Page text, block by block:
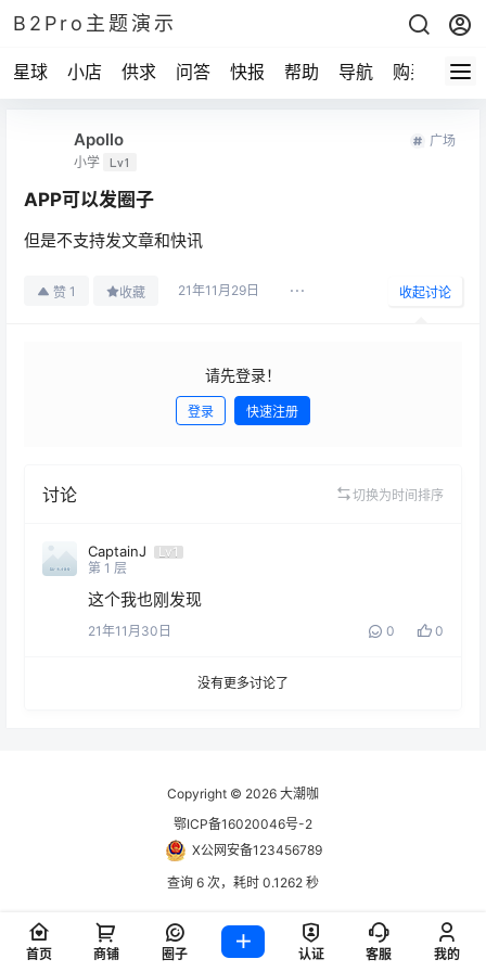
B2Pro主题演示
星球 小店 供求 问答 快报 帮助 导航 购买
Apollo
小学 Lv1
广场
APP可以发圈子
但是不支持发文章和快讯
赞 1 收藏 21年11月29日 收起讨论
请先登录！
登录 快速注册
讨论 切换为时间排序
CaptainJ
Lv1
第 1 层
这个我也刚发现
21年11月30日 0 0
没有更多讨论了
Copyright © 2026 大潮咖
鄂ICP备16020046号-2
X公网安备123456789
查询 6 次，耗时 0.1262 秒
首页 商铺 圈子 认证 客服 我的